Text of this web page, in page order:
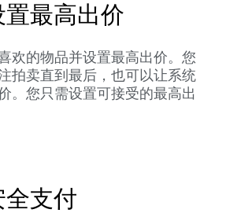
置最高出价
欢的物品并设置最高出价。您
拍卖直到最后，也可以让系统
。您只需设置可接受的最高出
全支付